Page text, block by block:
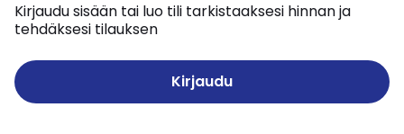
Kirjaudu sisään tai luo tili tarkistaaksesi hinnan ja
tehdäksesi tilauksen
Kirjaudu